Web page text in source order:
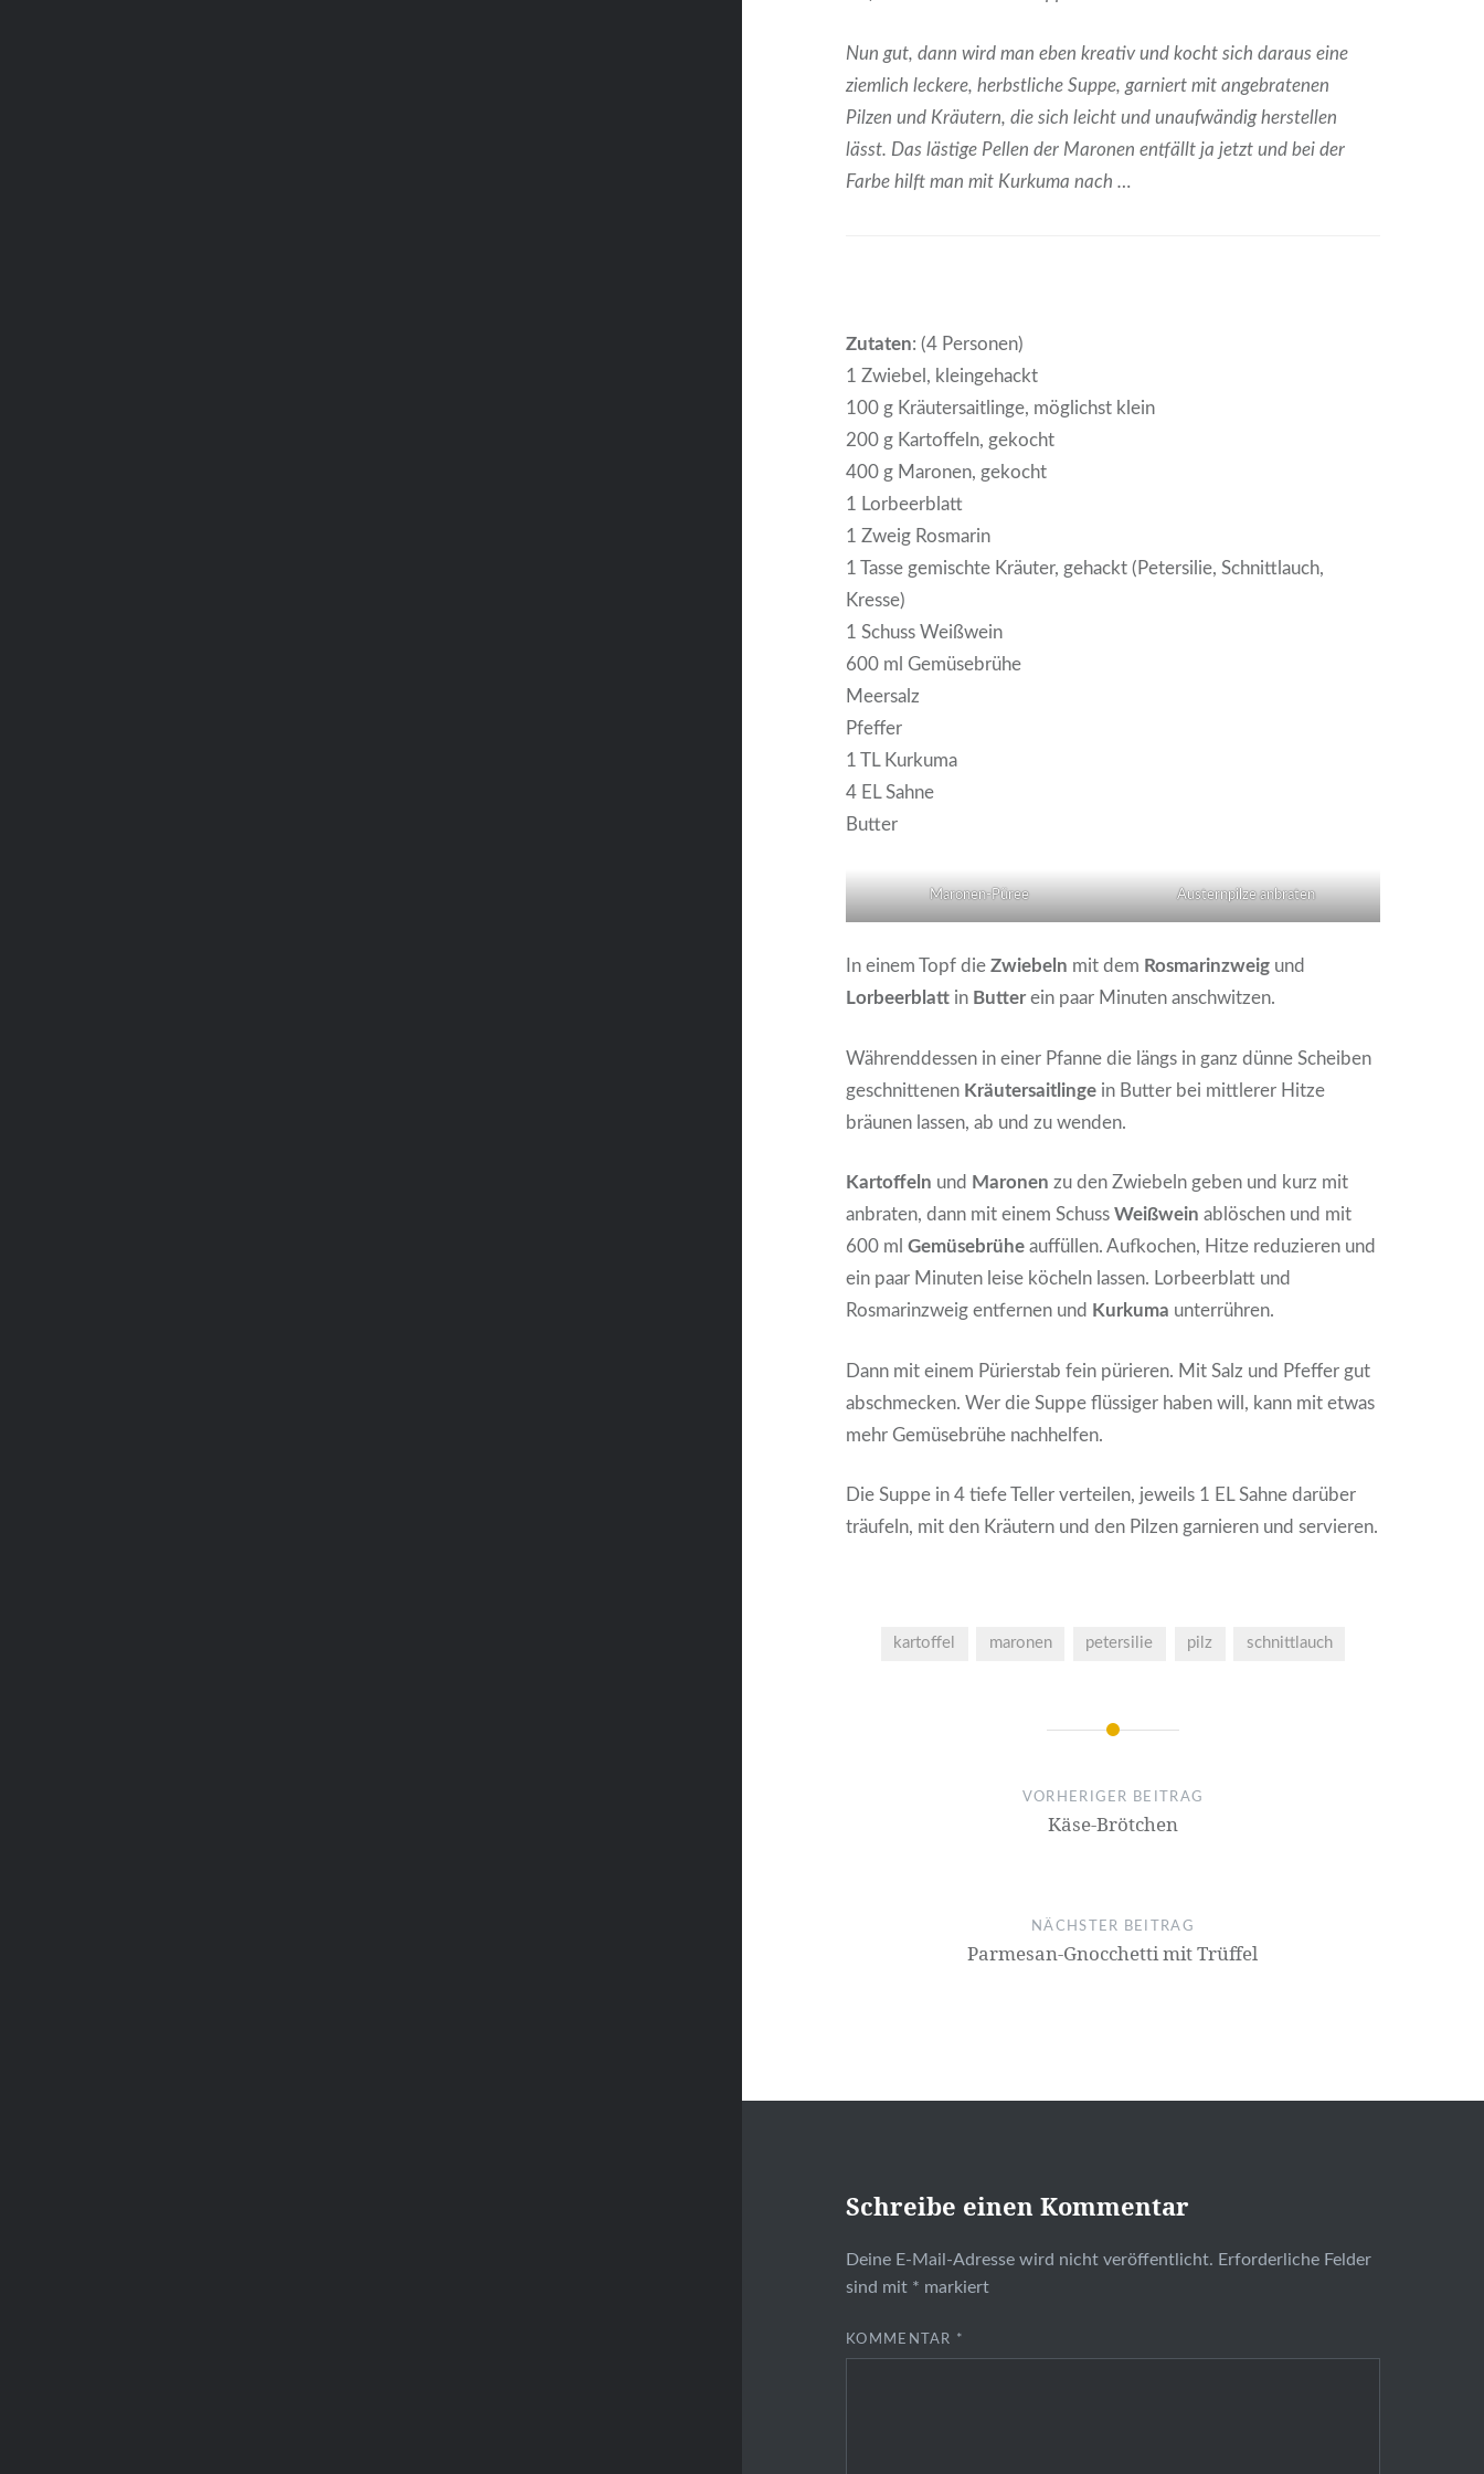
Nun gut, dann wird man eben kreativ und kocht sich daraus eine
ziemlich leckere, herbstliche Suppe, garniert mit angebratenen
Pilzen und Kräutern, die sich leicht und unaufwändig herstellen
lässt. Das lästige Pellen der Maronen entfällt ja jetzt und bei der
Farbe hilft man mit Kurkuma nach …
Zutaten: (4 Personen)
1 Zwiebel, kleingehackt
100 g Kräutersaitlinge, möglichst klein
200 g Kartoffeln, gekocht
400 g Maronen, gekocht
1 Lorbeerblatt
1 Zweig Rosmarin
1 Tasse gemischte Kräuter, gehackt (Petersilie, Schnittlauch,
Kresse)
1 Schuss Weißwein
600 ml Gemüsebrühe
Meersalz
Pfeffer
1 TL Kurkuma
4 EL Sahne
Butter
Maronen-Püree Austernpilze anbraten
In einem Topf dieZwiebeln mit dem Rosmarinzweig und
Lorbeerblatt in Butterein paar Minuten anschwitzen.
Währenddessen in einer Pfanne die längs in ganz dünne Scheiben
geschnittenen Kräutersaitlinge in Butter bei mittlerer Hitze
bräunen lassen, ab und zu wenden.
Kartoffeln und Maronen zu den Zwiebeln geben und kurz mit
anbraten, dann mit einem SchussWeißwein ablöschen und mit
600 mlGemüsebrühe auffüllen. Aufkochen, Hitze reduzieren und
ein paar Minuten leise köcheln lassen. Lorbeerblatt und
Rosmarinzweig entfernen und Kurkuma unterrühren.
Dann mit einem Pürierstab fein pürieren. Mit Salz und Pfeffer gut
abschmecken. Wer die Suppe flüssiger haben will, kann mit etwas
mehr Gemüsebrühe nachhelfen.
Die Suppe in 4 tiefe Teller verteilen, jeweils 1 EL Sahne darüber
träufeln, mit den Kräutern und den Pilzen garnieren und servieren.
kartoffel maronen petersilie pilz schnittlauch
VORHERIGER BEITRAG
Käse-Brötchen
NÄCHSTER BEITRAG
Parmesan-Gnocchetti mit Trüffel
Schreibe einen Kommentar
Deine E-Mail-Adresse wird nicht veröffentlicht. Erforderliche Felder
sind mit * markiert
KOMMENTAR *